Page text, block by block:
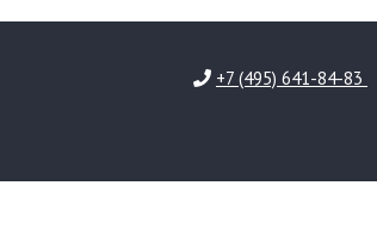
+7 (495) 641-84-83